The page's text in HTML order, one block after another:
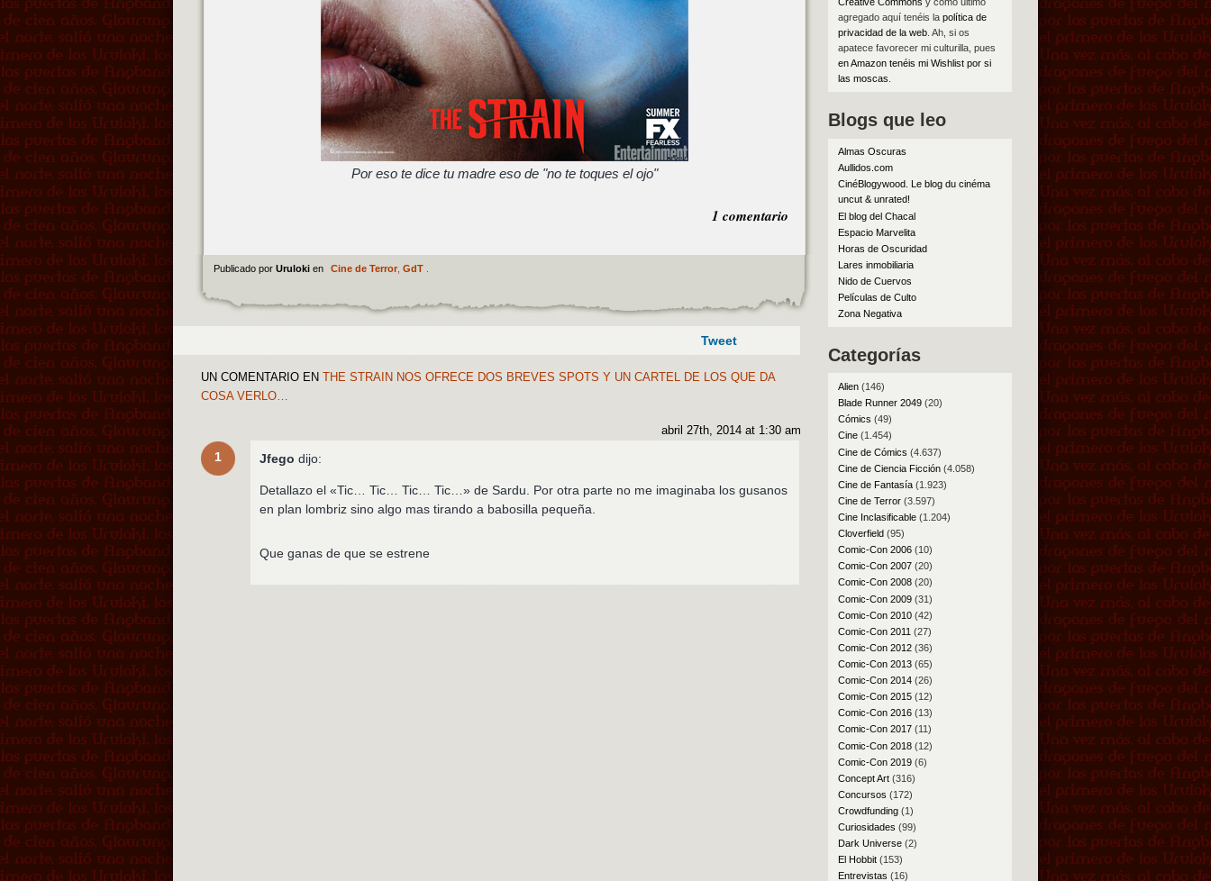
Por eso te dice tu madre eso de "no te toques el ojo"
1 comentario
Publicado por Uruloki en Cine de Terror, GdT.
Tweet
UN COMENTARIO EN THE STRAIN NOS OFRECE DOS BREVES SPOTS Y UN CARTEL DE LOS QUE DA
COSA VERLO…
1
abril 27th, 2014 at 1:30 am
Jfego dijo:
Detallazo el «Tic… Tic… Tic… Tic…» de Sardu. Por otra parte no me imaginaba los gusanos
en plan lombriz sino algo mas tirando a babosilla pequeña.
Que ganas de que se estrene
agregado aquí tenéis la política de
privacidad de la web. Ah, si os
apatece favorecer mi culturilla, pues
en Amazon tenéis mi Wishlist por si
las moscas
Blogs que leo
Almas Oscuras
Aullidos.com
CinéBlogywood. Le blog du cinéma
uncut & unrated!
El blog del Chacal
Espacio Marvelita
Horas de Oscuridad
Lares inmobiliaria
Nido de Cuervos
Películas de Culto
Zona Negativa
Categorías
Alien(146)
Blade Runner 2049(20)
Cómics (49)
Cine(1.454)
Cine de Cómics (4.637)
Cine de Ciencia Ficción(4.058)
Cine de Fantasía(1.923)
Cine de Terror(3.597)
Cine Inclasificable(1.204)
Cloverfield(95)
Comic-Con 2006(10)
Comic-Con 2007(20)
Comic-Con 2008(20)
Comic-Con 2009(31)
Comic-Con 2010(42)
Comic-Con 2011 (27)
Comic-Con 2012(36)
Comic-Con 2013(65)
Comic-Con 2014(26)
Comic-Con 2015(12)
Comic-Con 2016(13)
Comic-Con 2017(11)
Comic-Con 2018(12)
Comic-Con 2019(6)
Concept Art(316)
Concursos (172)
Crowdfunding(1)
Curiosidades (99)
Dark Universe(2)
El Hobbit(153)
Entrevistas (16)